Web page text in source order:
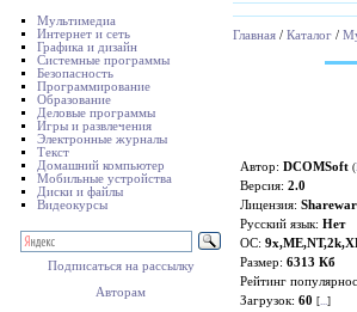
Мультимедиа
Интернет и сеть
Графика и дизайн
Системные программы
Безопасность
Программирование
Образование
Деловые программы
Игры и развлечения
Электронные журналы
Текст
Домашний компьютер
Мобильные устройства
Диски и файлы
Видеокурсы
Подписаться на рассылку
Авторам
Главная / Каталог /
Автор: DCOMSoft (
Версия: 2.0
Лицензия:
Русский язык: Нет
ОС:
Размер: 6313 Кб
Рейтинг
Загрузок: 60 [...]